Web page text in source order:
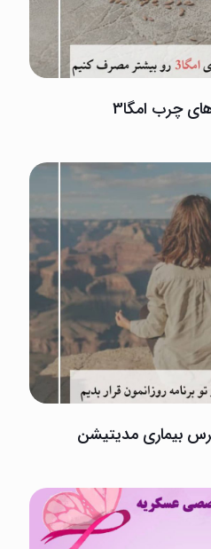
چرب امگا3
بیماری مدیتیشن